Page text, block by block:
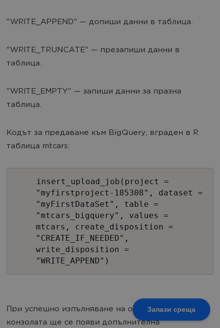
Запази среща
"WRITE_APPEND" — допиши данни в таблица.
"WRITE_TRUNCATE" — презапиши данни в
таблица.
"WRITE_EMPTY" — запиши данни за празна
таблица.
Кодът за предаване към BigQuery, вграден в R
таблица mtcars:
insert_upload_job(project =
"myfirstproject-185308", dataset =
"myFirstDataSet", table =
"mtcars_bigquery", values =
mtcars, create_disposition =
"CREATE_IF_NEEDED",
write_disposition =
"WRITE_APPEND")
При успешно изпълняване на операцията, в R
конзолата ще се появи допълнителна